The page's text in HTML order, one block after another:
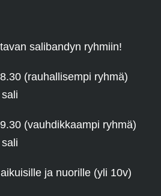
salibandyn ryhmiin!
(rauhallisempi ryhmä)
(vauhdikkaampi ryhmä)
ja nuorille (yli 10v)